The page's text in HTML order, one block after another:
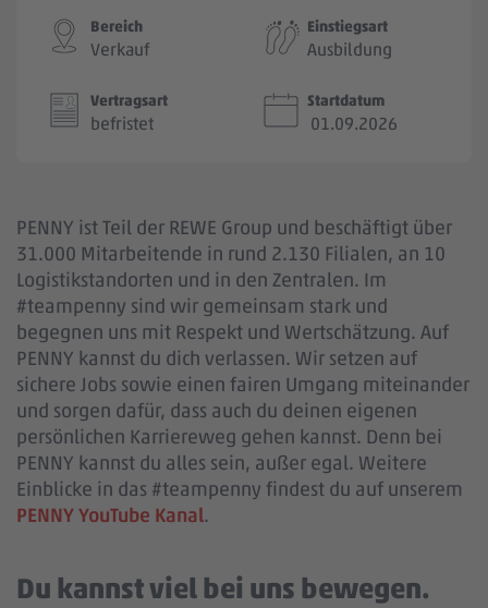
Bereich
Verkauf
Einstiegsart
Ausbildung
Vertragsart
befristet
Startdatum
01.09.2026
PENNY ist Teil der REWE Group und beschäftigt über
31.000 Mitarbeitende in rund 2.130 Filialen, an 10
Logistikstandorten und in den Zentralen. Im
#teampenny sind wir gemeinsam stark und
begegnen uns mit Respekt und Wertschätzung. Auf
PENNY kannst du dich verlassen. Wir setzen auf
sichere Jobs sowie einen fairen Umgang miteinander
und sorgen dafür, dass auch du deinen eigenen
persönlichen Karriereweg gehen kannst. Denn bei
PENNY kannst du alles sein, außer egal. Weitere
Einblicke in das #teampenny findest du auf unserem
PENNY YouTube Kanal.
Du kannst viel bei uns bewegen.